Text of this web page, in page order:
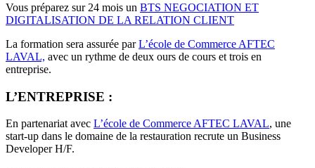
Vous préparez sur 24 mois un BTS NEGOCIATION ET
DIGITALISATION DE LA RELATION CLIENT
La formation sera assurée parL’école de Commerce AFTEC
LAVAL, avec un rythme de deux ours de cours et trois en
entreprise.
L’ENTREPRISE :
En partenariat avec L’école de Commerce AFTEC LAVAL, une
start-up dans le domaine de la restauration recrute un Business
Developer H/F.